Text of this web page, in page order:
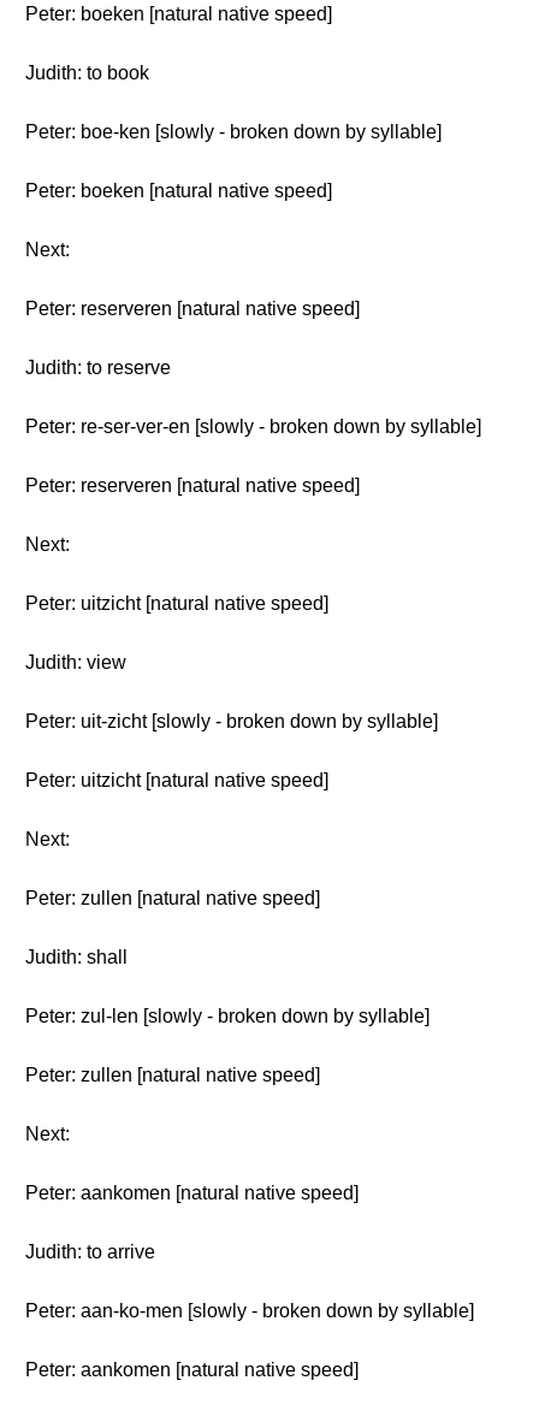
Peter: boeken [natural native speed]
Judith: to book
Peter: boe-ken [slowly - broken down by syllable]
Peter: boeken [natural native speed]
Next:
Peter: reserveren [natural native speed]
Judith: to reserve
Peter: re-ser-ver-en [slowly - broken down by syllable]
Peter: reserveren [natural native speed]
Next:
Peter: uitzicht [natural native speed]
Judith: view
Peter: uit-zicht [slowly - broken down by syllable]
Peter: uitzicht [natural native speed]
Next:
Peter: zullen [natural native speed]
Judith: shall
Peter: zul-len [slowly - broken down by syllable]
Peter: zullen [natural native speed]
Next:
Peter: aankomen [natural native speed]
Judith: to arrive
Peter: aan-ko-men [slowly - broken down by syllable]
Peter: aankomen [natural native speed]